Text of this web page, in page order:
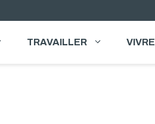
TRAVAILLER VIVRE